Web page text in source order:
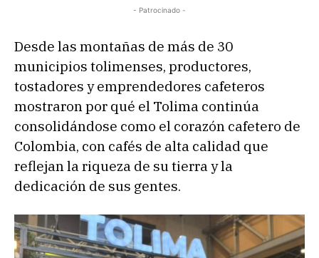
- Patrocinado -
Desde las montañas de más de 30
municipios tolimenses, productores,
tostadores y emprendedores cafeteros
mostraron por qué el Tolima continúa
consolidándose como el corazón cafetero de
Colombia, con cafés de alta calidad que
reflejan la riqueza de su tierra y la
dedicación de sus gentes.